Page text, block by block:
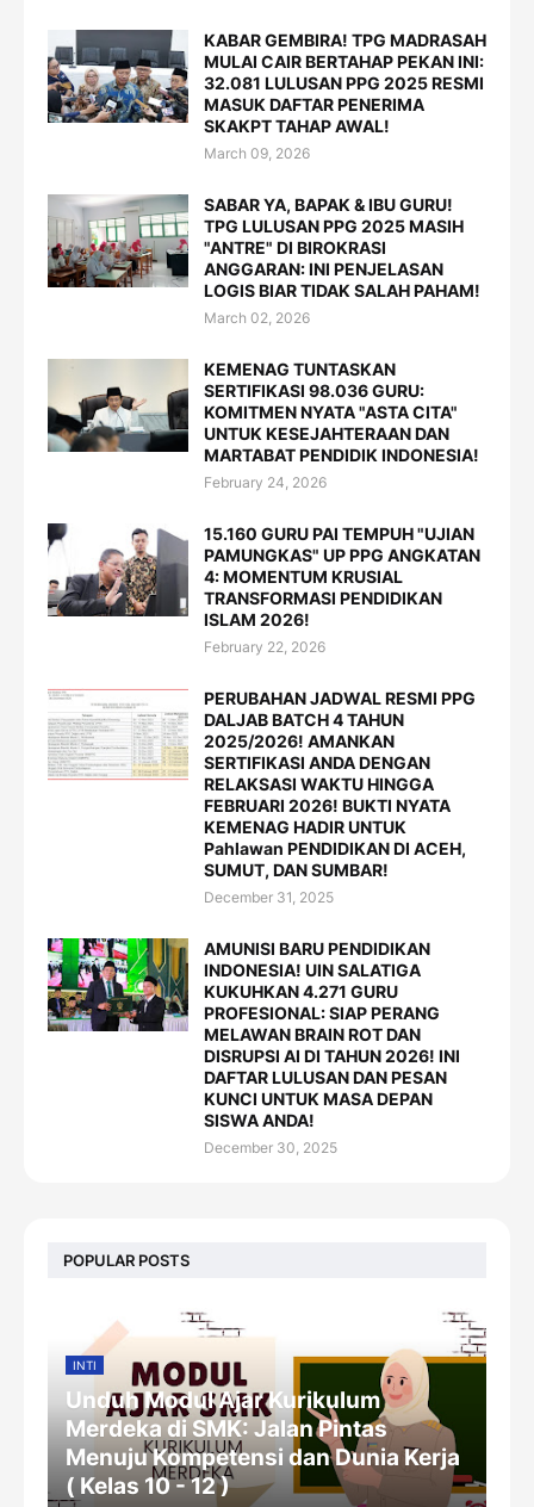
KABAR GEMBIRA! TPG MADRASAH
MULAI CAIR BERTAHAP PEKAN INI:
32.081 LULUSAN PPG 2025 RESMI
MASUK DAFTAR PENERIMA
SKAKPT TAHAP AWAL!
March 09, 2026
SABAR YA, BAPAK & IBU GURU!
TPG LULUSAN PPG 2025 MASIH
"ANTRE" DI BIROKRASI
ANGGARAN: INI PENJELASAN
LOGIS BIAR TIDAK SALAH PAHAM!
March 02, 2026
KEMENAG TUNTASKAN
SERTIFIKASI 98.036 GURU:
KOMITMEN NYATA "ASTA CITA"
UNTUK KESEJAHTERAAN DAN
MARTABAT PENDIDIK INDONESIA!
February 24, 2026
15.160 GURU PAI TEMPUH "UJIAN
PAMUNGKAS" UP PPG ANGKATAN
4: MOMENTUM KRUSIAL
TRANSFORMASI PENDIDIKAN
ISLAM 2026!
February 22, 2026
PERUBAHAN JADWAL RESMI PPG
DALJAB BATCH 4 TAHUN
2025/2026! AMANKAN
SERTIFIKASI ANDA DENGAN
RELAKSASI WAKTU HINGGA
FEBRUARI 2026! BUKTI NYATA
KEMENAG HADIR UNTUK
Pahlawan PENDIDIKAN DI ACEH,
SUMUT, DAN SUMBAR!
December 31, 2025
AMUNISI BARU PENDIDIKAN
INDONESIA! UIN SALATIGA
KUKUHKAN 4.271 GURU
PROFESIONAL: SIAP PERANG
MELAWAN BRAIN ROT DAN
DISRUPSI AI DI TAHUN 2026! INI
DAFTAR LULUSAN DAN PESAN
KUNCI UNTUK MASA DEPAN
SISWA ANDA!
December 30, 2025
POPULAR POSTS
INTI
Unduh Modul Ajar Kurikulum
Merdeka di SMK: Jalan Pintas
Menuju Kompetensi dan Dunia Kerja
( Kelas 10 - 12 )